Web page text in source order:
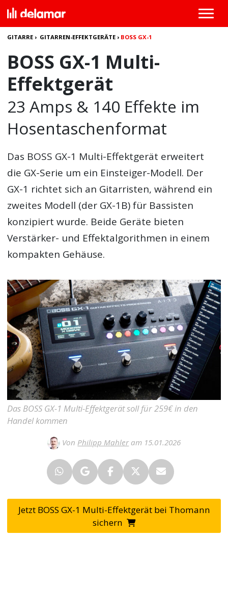
GITARRE › GITARREN-EFFEKTGERÄTE › BOSS GX-1
BOSS GX-1 Multi-
Effektgerät
23 Amps & 140 Effekte im
Hosentaschenformat
Das BOSS GX-1 Multi-Effektgerät erweitert
die GX-Serie um ein Einsteiger-Modell. Der
GX-1 richtet sich an Gitarristen, während ein
zweites Modell (der GX-1B) für Bassisten
konzipiert wurde. Beide Geräte bieten
Verstärker- und Effektalgorithmen in einem
kompakten Gehäuse.
Das BOSS GX-1 Multi-Effektgerät soll für 259€ in den
Handel kommen
Von Philipp Mahler am 15.01.2026
Jetzt BOSS GX-1 Multi-Effektgerät bei Thomann
sichern